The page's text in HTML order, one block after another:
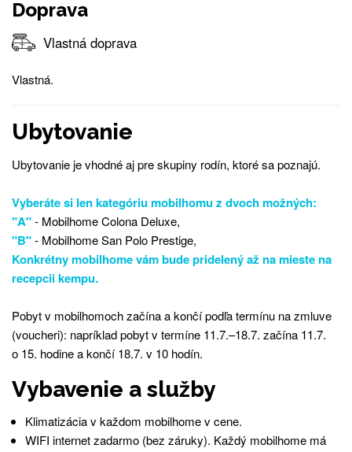
Doprava
Vlastná doprava
Vlastná.
Ubytovanie
Ubytovanie je vhodné aj pre skupiny rodín, ktoré sa poznajú.
Vyberáte si len kategóriu mobilhomu z dvoch možných:
"A"- Mobilhome Colona Deluxe,
"B"- Mobilhome San Polo Prestige,
Konkrétny mobilhome vám bude pridelený až na mieste na
recepcii kempu.
Pobyt v mobilhomoch začína a končí podľa termínu na zmluve
(voucheri): napríklad pobyt v termíne 11.7.–18.7. začína 11.7.
o 15. hodine a končí 18.7. v 10 hodín.
Vybavenie a služby
Klimatizácia v každom mobilhome v cene.
WIFI internet zadarmo (bez záruky). Každý mobilhome má